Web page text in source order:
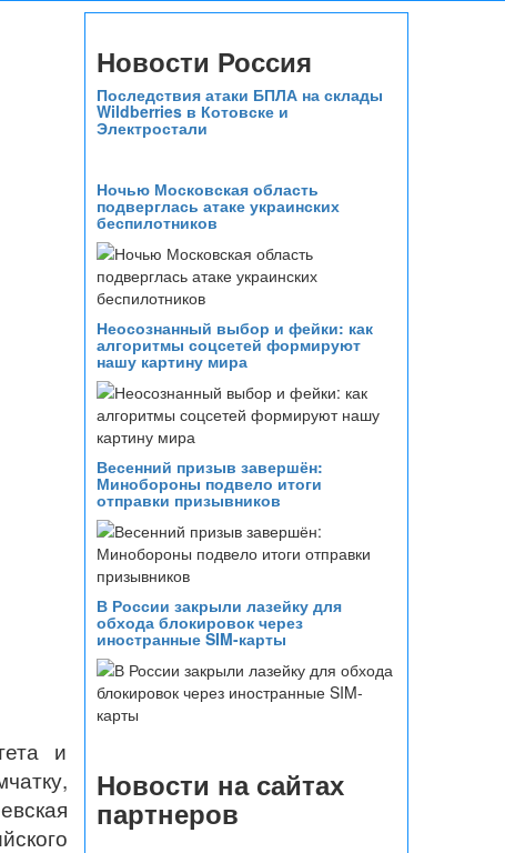
и
Новости Россия
Последствия атаки БПЛА на склады
Wildberries в Котовске и
Электростали
Ночью Московская область
подверглась атаке украинских
беспилотников
Неосознанный выбор и фейки: как
алгоритмы соцсетей формируют
нашу картину мира
Весенний призыв завершён:
Минобороны подвело итоги
отправки призывников
В России закрыли лазейку для
обхода блокировок через
иностранные SIM-карты
Новости на сайтах
партнеров